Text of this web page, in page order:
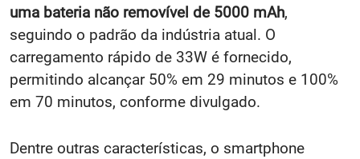
uma bateria não removível de 5000 mAh,
seguindo o padrão da indústria atual. O
carregamento rápido de 33W é fornecido,
permitindo alcançar 50% em 29 minutos e 100%
em 70 minutos, conforme divulgado.
Dentre outras características, o smartphone